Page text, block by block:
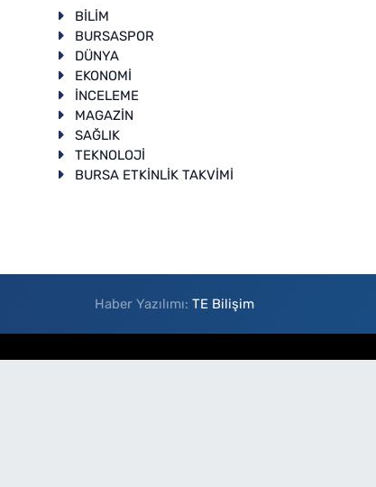
BİLİM
BURSASPOR
DÜNYA
EKONOMİ
İNCELEME
MAGAZİN
SAĞLIK
TEKNOLOJİ
BURSA ETKİNLİK TAKVİMİ
Haber Yazılımı:TE Bilişim